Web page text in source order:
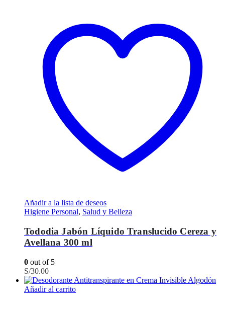
Añadir a la lista de deseos
Higiene Personal, Salud y Belleza
Tododia Jabón Líquido Translucido Cereza y
Avellana 300 ml
0 out of 5
S/30.00
Añadir al carrito